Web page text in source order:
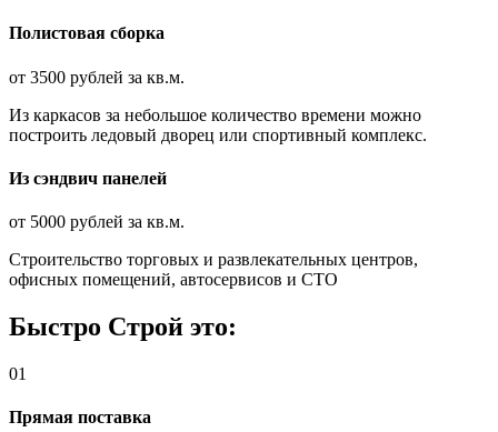
Полистовая сборка
от 3500 рублей за кв.м.
Из каркасов за небольшое количество времени можно
построить ледовый дворец или спортивный комплекс.
Из сэндвич панелей
от 5000 рублей за кв.м.
Строительство торговых и развлека­тельных центров,
офисных помещений, автосервисов и СТО
Быстро Строй это:
01
Прямая поставка